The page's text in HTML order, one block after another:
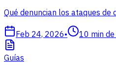
Qué denuncian los ataques
Feb 24, 2026• 10 min
Guías